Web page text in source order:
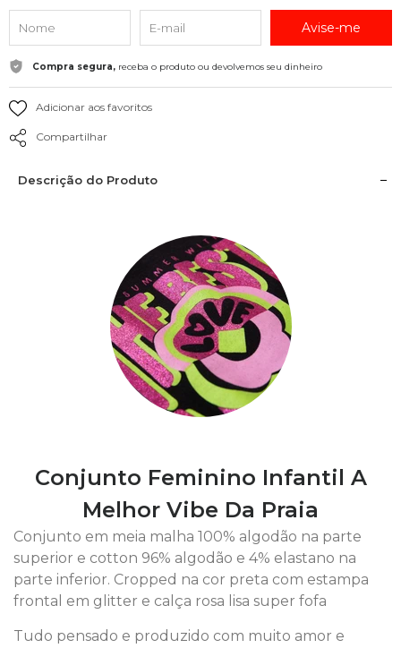
Avise-me
Compra segura, receba o produto ou devolvemos seu dinheiro
Adicionar aos favoritos
Compartilhar
Descrição do Produto
Conjunto Feminino Infantil A
Melhor Vibe Da Praia
Conjunto em meia malha 100% algodão na parte
superior e cotton 96% algodão e 4% elastano na
parte inferior. Cropped na cor preta com estampa
frontal em glitter e calça rosa lisa super fofa
Tudo pensado e produzido com muito amor e